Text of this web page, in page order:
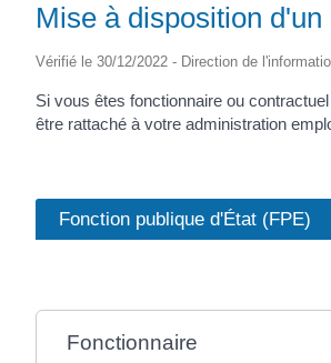
Mise à disposition
Vérifié le 30/12/2022 - Direction de
Si vous êtes fonctionnaire ou
être rattaché à votre administration
Fonction publique d'État (FPE)
Fonctionnaire